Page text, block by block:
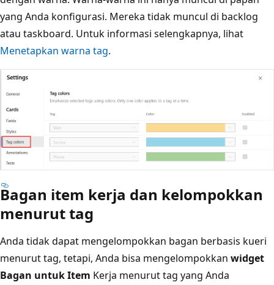
yang Anda konfigurasi. Mereka tidak muncul di backlog
atau taskboard. Untuk informasi selengkapnya, lihat
Menetapkan warna tag.
Bagan item kerja dan kelompokkan
menurut tag
Anda tidak dapat mengelompokkan bagan berbasis kueri
menurut tag, tetapi, Anda bisa mengelompokkan widget
Bagan untuk Item Kerja menurut tag yang Anda